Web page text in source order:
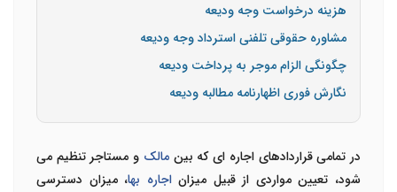
هزینه درخواست وجه ودیعه
مشاوره حقوقی تلفنی استرداد وجه ودیعه
چگونگی الزام موجر به پرداخت ودیعه
نگارش فوری اظهارنامه مطالبه ودیعه
در تمامی قراردادهای اجاره ای که بینمالک و مستاجر تنظیم می
شود، تعیین مواردی از قبیل میزاناجاره بها، میزان دسترسی